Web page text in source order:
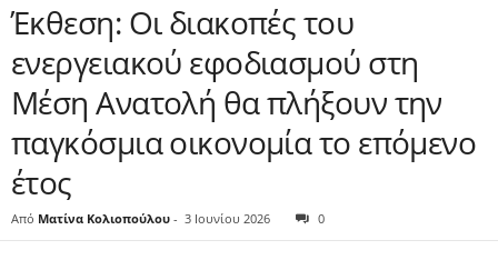
Έκθεση: Οι διακοπές του
ενεργειακού εφοδιασμού στη
Μέση Ανατολή θα πλήξουν την
παγκόσμια οικονομία το επόμενο
έτος
Από Ματίνα Κολιοπούλου - 3 Ιουνίου 2026 0